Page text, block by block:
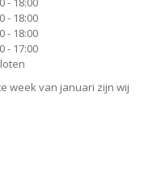
- 18:00
- 18:00
- 17:00
week van januari zijn wij